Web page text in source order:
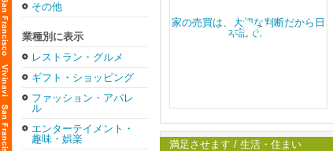
その他
業種別に表示
レストラン・グルメ
ギフト・ショッピング
ファッション・アパレ
ル
エンターテイメント・
趣味・娯楽
満足させます / 生活・住まい